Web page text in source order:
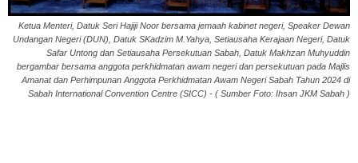
Ketua Menteri, Datuk Seri Hajiji Noor bersama jemaah kabinet negeri, Speaker Dewan
Undangan Negeri (DUN), Datuk SKadzim M.Yahya, Setiausaha Kerajaan Negeri, Datuk
Safar Untong dan Setiausaha Persekutuan Sabah, Datuk Makhzan Muhyuddin
bergambar bersama anggota perkhidmatan awam negeri dan persekutuan pada Majlis
Amanat dan Perhimpunan Anggota Perkhidmatan Awam Negeri Sabah Tahun 2024 di
Sabah International Convention Centre (SICC) - ( Sumber Foto: Ihsan JKM Sabah )